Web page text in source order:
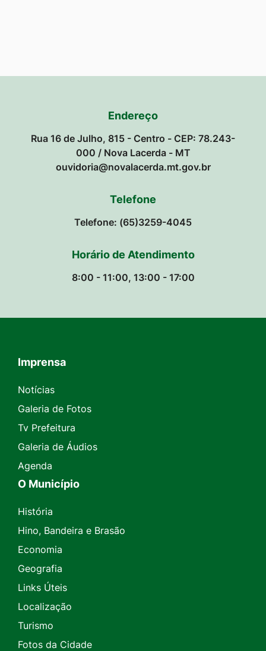
Endereço
Rua 16 de Julho, 815 - Centro - CEP: 78.243-
000 / Nova Lacerda - MT
ouvidoria@novalacerda.mt.gov.br
Telefone
Telefone: (65)3259-4045
Horário de Atendimento
8:00 - 11:00, 13:00 - 17:00
Seção do Rodapé e Contato
Imprensa
Notícias
Galeria de Fotos
Tv Prefeitura
Galeria de Áudios
Agenda
O Município
História
Hino, Bandeira e Brasão
Economia
Geografia
Links Úteis
Localização
Turismo
Fotos da Cidade